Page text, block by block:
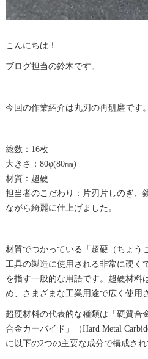
こんにちは！
ブログ担当の鈴木です。
今回の作業紹介は丸刃の再研磨です。
総数：16枚
大きさ：80φ(80㎜)
材質： 超硬
担当者のこだわり：片刃片しのぎ、
ながら綺麗に仕上げました。
材質でつかっている「 超硬 （ちょう
工具の製造に使用される非常に硬く
を指す一般的な用語です。 超硬材料
め、さまざまな工業用途で広く使用
超硬材料の代表的な種類は「硬質合
合金カーバイド」（Hard Metal
に以下の2つの主要な成分で構成され